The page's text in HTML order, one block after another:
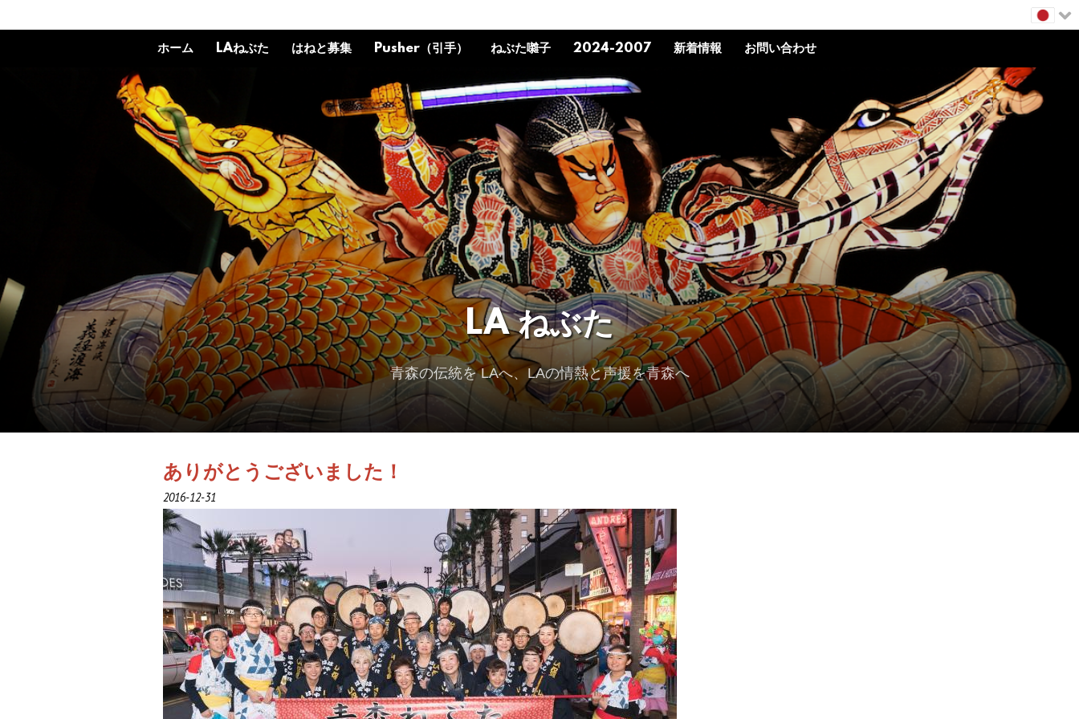
ホーム LAねぶた はねと募集 Pusher（引手） ねぶた囃子 2024-2007 新着情報 お問い合わせ
LA ねぶた
青森の伝統を LAへ、LAの情熱と声援を青森へ
ありがとうございました！
2016-12-31